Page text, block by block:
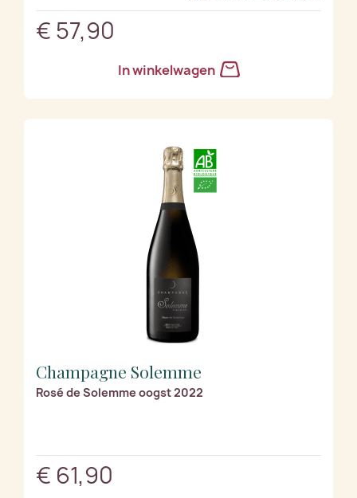
€ 57,90
In winkelwagen
Champagne Solemme
Rosé de Solemme oogst 2022
€ 61,90